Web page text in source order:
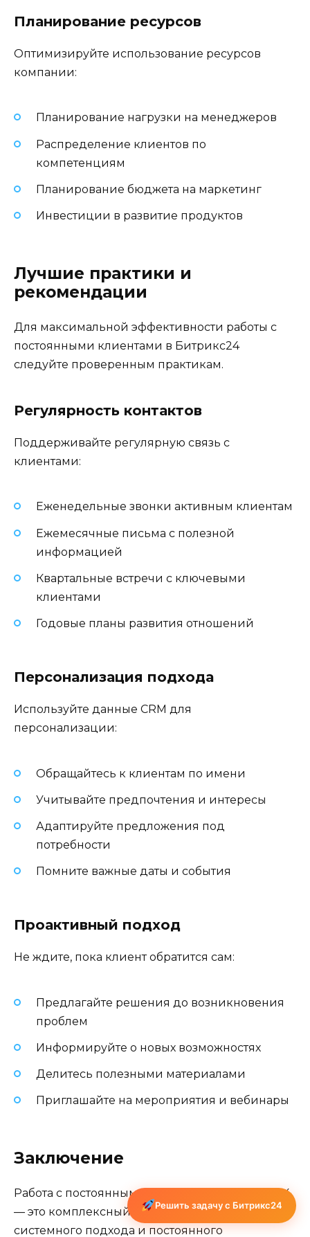
Планирование ресурсов
Оптимизируйте использование ресурсов
компании:
Планирование нагрузки на менеджеров
Распределение клиентов по
компетенциям
Планирование бюджета на маркетинг
Инвестиции в развитие продуктов
Лучшие практики и
рекомендации
Для максимальной эффективности работы с
постоянными клиентами в Битрикс24
следуйте проверенным практикам.
Регулярность контактов
Поддерживайте регулярную связь с
клиентами:
Еженедельные звонки активным клиентам
Ежемесячные письма с полезной
информацией
Квартальные встречи с ключевыми
клиентами
Годовые планы развития отношений
Персонализация подхода
Используйте данные CRM для
персонализации:
Обращайтесь к клиентам по имени
Учитывайте предпочтения и интересы
Адаптируйте предложения под
потребности
Помните важные даты и события
Проактивный подход
Не ждите, пока клиент обратится сам:
Предлагайте решения до возникновения
проблем
Информируйте о новых возможностях
Делитесь полезными материалами
Приглашайте на мероприятия и вебинары
Заключение
Работа с постоянными клиентами в Битрикс24
— это комплексный процесс, требующий
системного подхода и постоянного
Решить задачу с Битрикс24